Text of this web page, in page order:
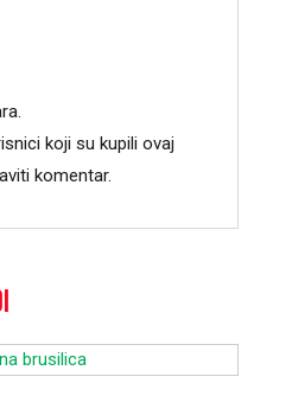
koji su kupili ovaj
komentar.